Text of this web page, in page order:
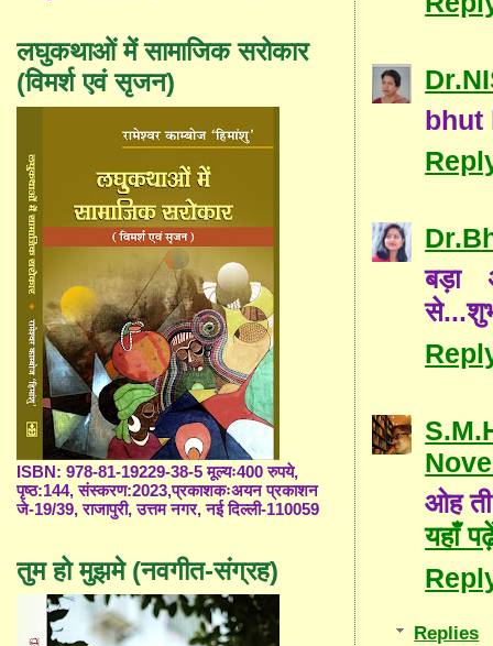
bhut
बड़ा
ओह
यहाँ
Replies
लघुकथाओं में सामाजिक सरोकार
(विमर्श एवं सृजन)
ISBN: 978-81-19229-38-5 मूल्यः400 रुपये,
पृष्ठ:144, संस्करण:2023,प्रकाशकःअयन प्रकाशन
जे-19/39, राजापुरी, उत्तम नगर, नई दिल्ली-110059
तुम हो मुझमे (नवगीत-संग्रह)